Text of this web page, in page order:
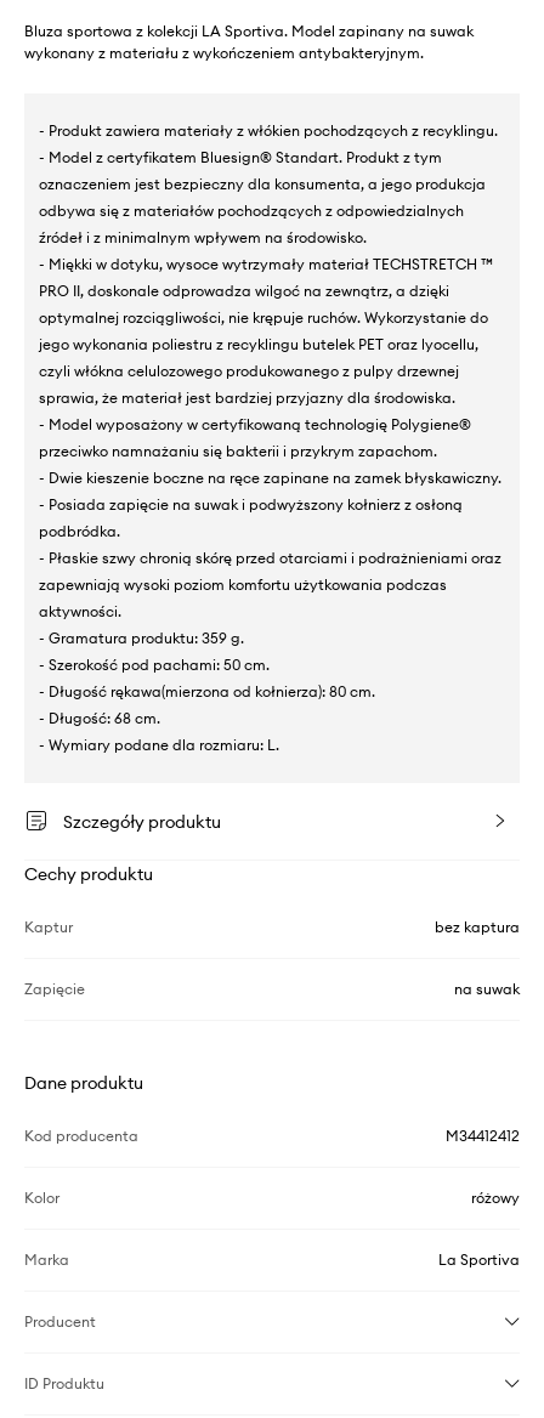
Bluza sportowa z kolekcji LA Sportiva. Model zapinany na suwak
wykonany z materiału z wykończeniem antybakteryjnym.
- Produkt zawiera materiały z włókien pochodzących z recyklingu.
- Model z certyfikatem Bluesign® Standart. Produkt z tym
oznaczeniem jest bezpieczny dla konsumenta, a jego produkcja
odbywa się z materiałów pochodzących z odpowiedzialnych
źródeł i z minimalnym wpływem na środowisko.
- Miękki w dotyku, wysoce wytrzymały materiał TECHSTRETCH ™
PRO II, doskonale odprowadza wilgoć na zewnątrz, a dzięki
optymalnej rozciągliwości, nie krępuje ruchów. Wykorzystanie do
jego wykonania poliestru z recyklingu butelek PET oraz lyocellu,
czyli włókna celulozowego produkowanego z pulpy drzewnej
sprawia, że materiał jest bardziej przyjazny dla środowiska.
- Model wyposażony w certyfikowaną technologię Polygiene®
przeciwko namnażaniu się bakterii i przykrym zapachom.
- Dwie kieszenie boczne na ręce zapinane na zamek błyskawiczny.
- Posiada zapięcie na suwak i podwyższony kołnierz z osłoną
podbródka.
- Płaskie szwy chronią skórę przed otarciami i podrażnieniami oraz
zapewniają wysoki poziom komfortu użytkowania podczas
aktywności.
- Gramatura produktu: 359 g.
- Szerokość pod pachami: 50 cm.
- Długość rękawa(mierzona od kołnierza): 80 cm.
- Długość: 68 cm.
- Wymiary podane dla rozmiaru: L.
Szczegóły produktu
Cechy produktu
Kaptur bez kaptura
Zapięcie na suwak
Dane produktu
Kod producenta M34412412
Kolor różowy
Marka La Sportiva
Producent
ID Produktu